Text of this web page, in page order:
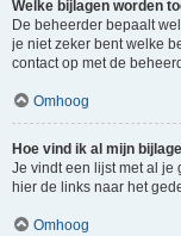
Welke bijlagen worden
De beheerder bepaalt
je niet zeker bent welke
contact op met de
Omhoog
Hoe vind ik al mijn
Je vindt een lijst met al
hier de links naar het
Omhoog